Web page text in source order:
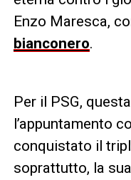
Enzo Maresca,
bianconero.
Per il PSG,
l’appuntamento
conquistato il
soprattutto, la